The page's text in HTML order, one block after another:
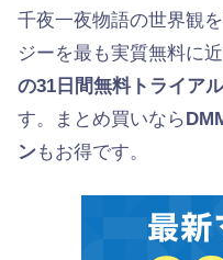
千夜一夜物語の世界観
ジーを最も実質無料に
の31日間無料トライア
す。まとめ買いなら
ンもお得です。